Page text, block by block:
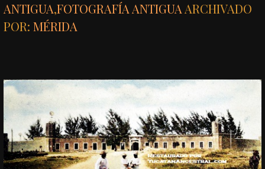
ANTIGUA,FOTOGRAFÍA ANTIGUA ARCHIVADO
POR:MÉRIDA